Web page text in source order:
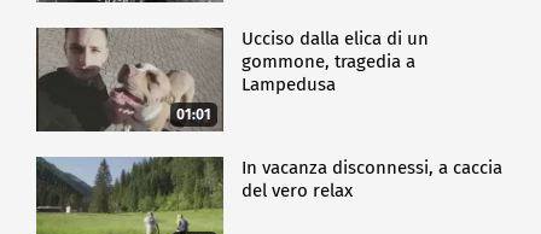
01:01
Ucciso dalla elica di un
gommone, tragedia a
Lampedusa
In vacanza disconnessi, a caccia
del vero relax